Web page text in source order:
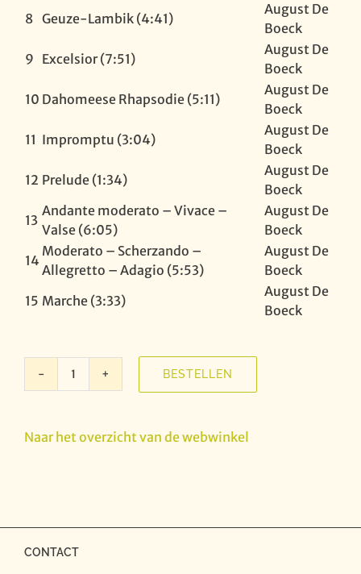
8 Geuze-Lambik (4:41)
August De
Boeck
9 Excelsior (7:51)
August De
Boeck
10 Dahomeese Rhapsodie (5:11)
August De
Boeck
11 Impromptu (3:04)
August De
Boeck
12 Prelude (1:34)
August De
Boeck
13
Andante moderato – Vivace –
Valse (6:05)
August De
Boeck
14
Moderato – Scherzando –
Allegretto – Adagio (5:53)
August De
Boeck
15 Marche (3:33)
August De
Boeck
Anthology
Band
Boeck
BESTELLEN
Naar het overzicht van de webwinkel
CONTACT